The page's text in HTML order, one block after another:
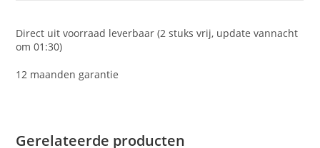
Direct uit voorraad leverbaar (2 stuks vrij, update vannacht
om 01:30)
12 maanden garantie
Gerelateerde producten